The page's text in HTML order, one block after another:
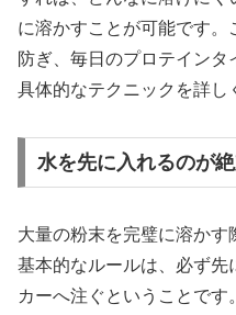
に溶かすことが可能です。
防ぎ、毎日のプロテイン
具体的なテクニックを詳し
水を先に入れるのが
大量の粉末を完璧に溶かす
基本的なルールは、必ず先
カーへ注ぐということで